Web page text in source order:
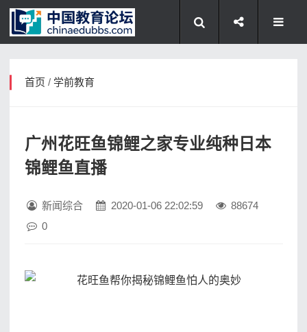
首页 / 学前教育
广州花旺鱼锦鲤之家专业纯种日本
锦鲤鱼直播
新闻综合 2020-01-06 22:02:59
88674
0